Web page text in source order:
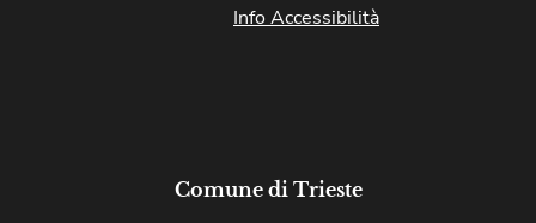
Info Accessibilità
Comune di Trieste